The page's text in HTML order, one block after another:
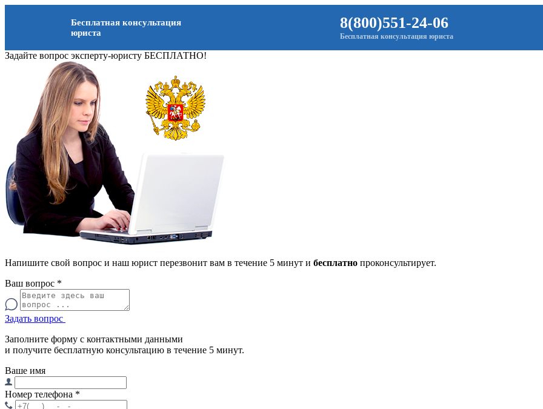
Бесплатная консультация
юриста
8(800)551-24-06
Бесплатная консультация юриста
Задайте вопрос эксперту-юристу БЕСПЛАТНО!
Напишите свой вопрос и наш юрист перезвонит вам в течение 5 минут и бесплатно проконсультирует.
Ваш вопрос *
Задать вопрос
Заполните форму с контактными данными
и получите бесплатную консультацию в течение 5 минут.
Ваше имя
Номер телефона *